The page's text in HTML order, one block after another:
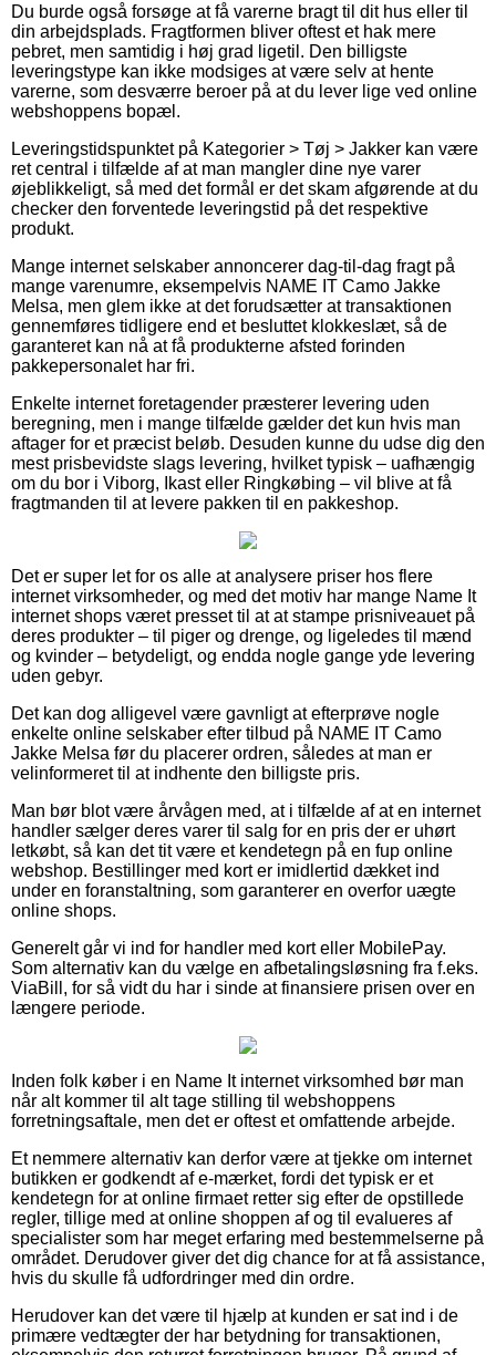
Du burde også forsøge at få varerne bragt til dit hus eller til
din arbejdsplads. Fragtformen bliver oftest et hak mere
pebret, men samtidig i høj grad ligetil. Den billigste
leveringstype kan ikke modsiges at være selv at hente
varerne, som desværre beroer på at du lever lige ved online
webshoppens bopæl.
Leveringstidspunktet på Kategorier > Tøj > Jakker kan være
ret central i tilfælde af at man mangler dine nye varer
øjeblikkeligt, så med det formål er det skam afgørende at du
checker den forventede leveringstid på det respektive
produkt.
Mange internet selskaber annoncerer dag-til-dag fragt på
mange varenumre, eksempelvis NAME IT Camo Jakke
Melsa, men glem ikke at det forudsætter at transaktionen
gennemføres tidligere end et besluttet klokkeslæt, så de
garanteret kan nå at få produkterne afsted forinden
pakkepersonalet har fri.
Enkelte internet foretagender præsterer levering uden
beregning, men i mange tilfælde gælder det kun hvis man
aftager for et præcist beløb. Desuden kunne du udse dig den
mest prisbevidste slags levering, hvilket typisk – uafhængig
om du bor i Viborg, Ikast eller Ringkøbing – vil blive at få
fragtmanden til at levere pakken til en pakkeshop.
Det er super let for os alle at analysere priser hos flere
internet virksomheder, og med det motiv har mange Name It
internet shops været presset til at at stampe prisniveauet på
deres produkter – til piger og drenge, og ligeledes til mænd
og kvinder – betydeligt, og endda nogle gange yde levering
uden gebyr.
Det kan dog alligevel være gavnligt at efterprøve nogle
enkelte online selskaber efter tilbud på NAME IT Camo
Jakke Melsa før du placerer ordren, således at man er
velinformeret til at indhente den billigste pris.
Man bør blot være årvågen med, at i tilfælde af at en internet
handler sælger deres varer til salg for en pris der er uhørt
letkøbt, så kan det tit være et kendetegn på en fup online
webshop. Bestillinger med kort er imidlertid dækket ind
under en foranstaltning, som garanterer en overfor uægte
online shops.
Generelt går vi ind for handler med kort eller MobilePay.
Som alternativ kan du vælge en afbetalingsløsning fra f.eks.
ViaBill, for så vidt du har i sinde at finansiere prisen over en
længere periode.
Inden folk køber i en Name It internet virksomhed bør man
når alt kommer til alt tage stilling til webshoppens
forretningsaftale, men det er oftest et omfattende arbejde.
Et nemmere alternativ kan derfor være at tjekke om internet
butikken er godkendt af e-mærket, fordi det typisk er et
kendetegn for at online firmaet retter sig efter de opstillede
regler, tillige med at online shoppen af og til evalueres af
specialister som har meget erfaring med bestemmelserne på
området. Derudover giver det dig chance for at få assistance,
hvis du skulle få udfordringer med din ordre.
Herudover kan det være til hjælp at kunden er sat ind i de
primære vedtægter der har betydning for transaktionen,